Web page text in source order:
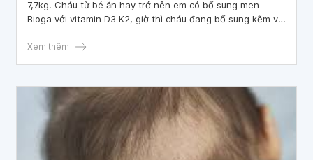
7,7kg. Cháu từ bé ăn hay trớ nên em có bổ sung men
Bioga với vitamin D3 K2, giờ thì cháu đang bổ sung kẽm và
Xem thêm